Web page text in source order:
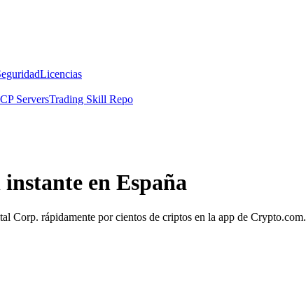
Licencias
ServersTrading Skill Repo
en España
Corp. rápidamente por cientos de criptos en la app de Crypto.com.